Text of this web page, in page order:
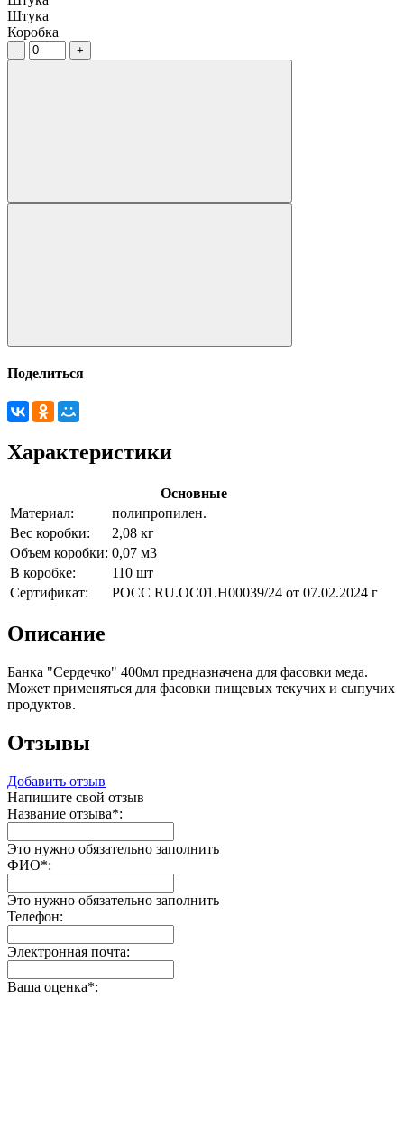
Штука
Коробка
Поделиться
Характеристики
Основные
Материал:
полипропилен.
Вес коробки:
2,08 кг
Объем коробки: 0,07 м3
В коробке:
110 шт
Сертификат:
РОСС RU.ОС01.Н00039/24 от 07.02.2024 г
Описание
Банка "Сердечко" 400мл предназначена для фасовки меда.
Может применяться для фасовки пищевых текучих и сыпучих
продуктов.
Отзывы
Добавить отзыв
Напишите свой отзыв
Название отзыва*:
Это нужно обязательно заполнить
ФИО*:
Это нужно обязательно заполнить
Телефон:
Электронная почта:
Ваша оценка*: